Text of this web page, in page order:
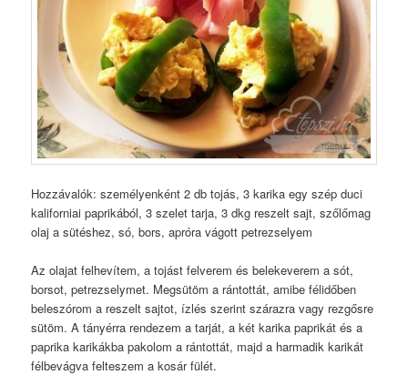
Hozzávalók: személyenként 2 db tojás, 3 karika egy szép duci
kaliforniai paprikából, 3 szelet tarja, 3 dkg reszelt sajt, szőlőmag
olaj a sütéshez, só, bors, apróra vágott petrezselyem
Az olajat felhevítem, a tojást felverem és belekeverem a sót,
borsot, petrezselymet. Megsütöm a rántottát, amibe félidőben
beleszórom a reszelt sajtot, ízlés szerint szárazra vagy rezgősre
sütöm. A tányérra rendezem a tarját, a két karika paprikát és a
paprika karikákba pakolom a rántottát, majd a harmadik karikát
félbevágva felteszem a kosár fülét.